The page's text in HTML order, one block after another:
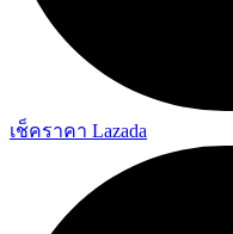
เช็คราคา Lazada